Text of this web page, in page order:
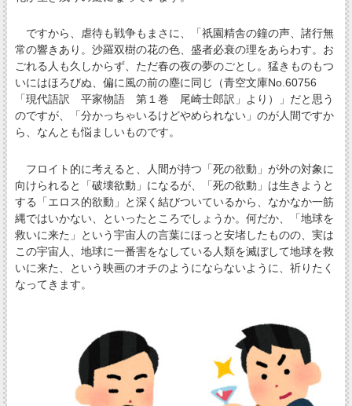
ですから、虐待も戦争もまさに、「祇園精舎の鐘の声、諸行無
常の響きあり。沙羅双樹の花の色、盛者必衰の理をあらわす。お
ごれる人も久しからず、ただ春の夜の夢のごとし。猛きものもつ
いにはほろびぬ、偏に風の前の塵に同じ（青空文庫No.60756
「現代語訳 平家物語 第１巻 尾崎士郎訳」より）」だと思う
のですが、「分かっちゃいるけどやめられない」のが人間ですか
ら、なんとも悩ましいものです。
フロイト的に考えると、人間が持つ「死の欲動」が外の対象に
向けられると「破壊欲動」になるが、「死の欲動」は生きようと
する「エロス的欲動」と深く結びついているから、なかなか一筋
縄ではいかない、といったところでしょうか。何だか、「地球を
救いに来た」という宇宙人の言葉にほっと安堵したものの、実は
この宇宙人、地球に一番害をなしている人類を滅ぼして地球を救
いに来た、という映画のオチのようにならないように、祈りたく
なってきます。